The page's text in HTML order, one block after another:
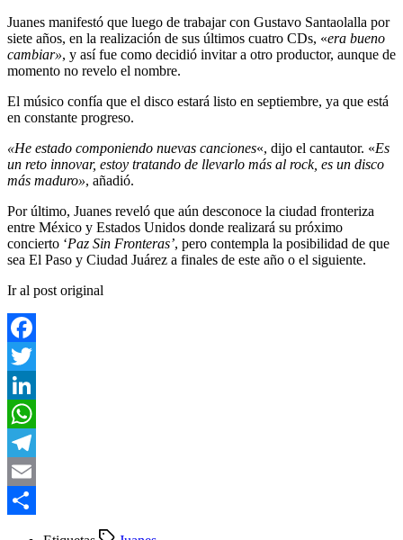
Juanes manifestó que luego de trabajar con Gustavo Santaolalla por
siete años, en la realización de sus últimos cuatro CDs, «era bueno
cambiar», y así fue como decidió invitar a otro productor, aunque de
momento no revelo el nombre.
El músico confía que el disco estará listo en septiembre, ya que está
en constante progreso.
«He estado componiendo nuevas canciones«, dijo el cantautor. «Es
un reto innovar, estoy tratando de llevarlo más al rock, es un disco
más maduro», añadió.
Por último, Juanes reveló que aún desconoce la ciudad fronteriza
entre México y Estados Unidos donde realizará su próximo
concierto ‘Paz Sin Fronteras’, pero contempla la posibilidad de que
sea El Paso y Ciudad Juárez a finales de este año o el siguiente.
Ir al post original
Facebook
Twitter
LinkedIn
WhatsApp
Telegram
Email